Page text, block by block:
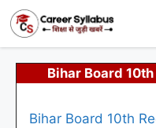
content
Bihar Board
Bihar Board 10th